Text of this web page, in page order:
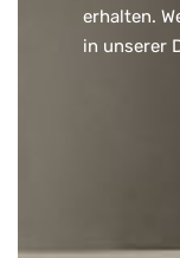
erhalten.
in unserer